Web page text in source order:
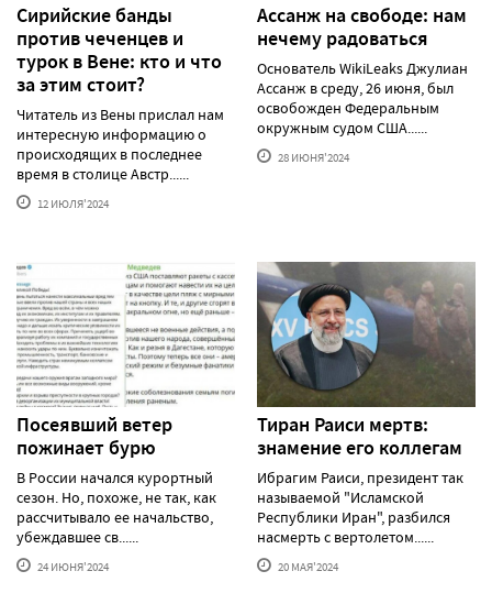
Сирийские банды
против чеченцев и
турок в Вене: кто и что
за этим стоит?
Читатель из Вены прислал нам
интересную информацию о
происходящих в последнее
время в столице Австр......
12 ИЮЛЯ'2024
Ассанж на свободе: нам
нечему радоваться
Основатель WikiLeaks Джулиан
Ассанж в среду, 26 июня, был
освобожден Федеральным
окружным судом США......
28 ИЮНЯ'2024
Посеявший ветер
пожинает бурю
В России начался курортный
сезон. Но, похоже, не так, как
рассчитывало ее начальство,
убеждавшее св......
24 ИЮНЯ'2024
Тиран Раиси мертв:
знамение его коллегам
Ибрагим Раиси, президент так
называемой "Исламской
Республики Иран", разбился
насмерть с вертолетом......
20 МАЯ'2024